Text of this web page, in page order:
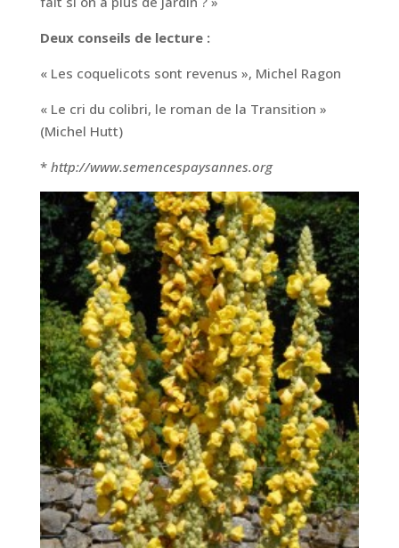
Deux conseils de lecture :
« Les coquelicots sont revenus », Michel Ragon
« Le cri du colibri, le roman de la Transition »
(Michel Hutt)
* http://www.semencespaysannes.org